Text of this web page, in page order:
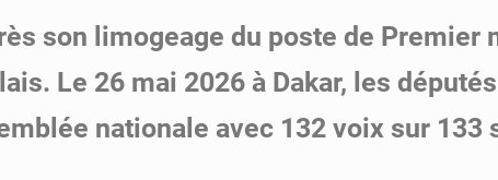
son limogeage du poste de
Le 26 mai 2026 à Dakar, les
nationale avec 132 voix sur